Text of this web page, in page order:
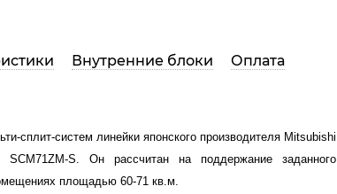
Внутренние блоки Оплата
сплит-систем линейки японского производителя Mitsubishi
S. Он рассчитан на поддержание заданного
площадью 60-71 кв.м.